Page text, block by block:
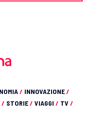
/ INNOVAZIONE/
/ STORIE/ VIAGGI / TV /